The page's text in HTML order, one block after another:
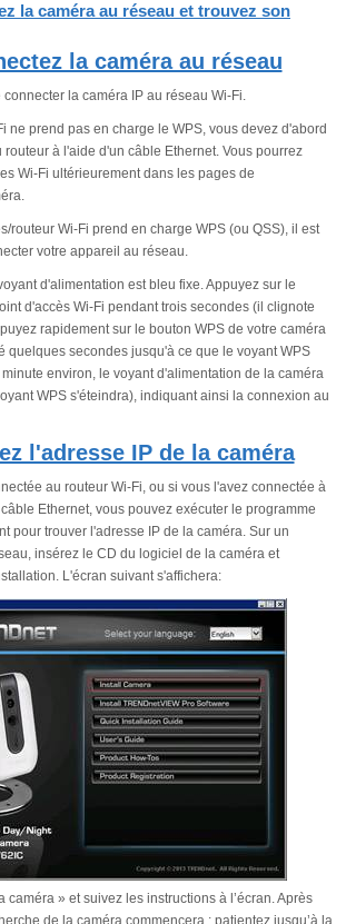
la caméra au réseau et trouvez son
la caméra au réseau
connecter la caméra IP au réseau Wi-Fi.
ne prend pas en charge le WPS, vous devez d'abord
à l'aide d'un câble Ethernet. Vous pourrez
Wi-Fi ultérieurement dans les pages de
routeur Wi-Fi prend en charge WPS (ou QSS), il est
votre appareil au réseau.
d'alimentation est bleu fixe. Appuyez sur le
d'accès Wi-Fi pendant trois secondes (il clignote
rapidement sur le bouton WPS de votre caméra
quelques secondes jusqu'à ce que le voyant WPS
environ, le voyant d'alimentation de la caméra
WPS s'éteindra), indiquant ainsi la connexion au
l'adresse IP de la caméra
au routeur Wi-Fi, ou si vous l'avez connectée à
Ethernet, vous pouvez exécuter le programme
pour trouver l'adresse IP de la caméra. Sur un
insérez le CD du logiciel de la caméra et
L'écran suivant s'affichera:
caméra » et suivez les instructions à l’écran. Après
de la caméra commencera ; patientez jusqu’à la